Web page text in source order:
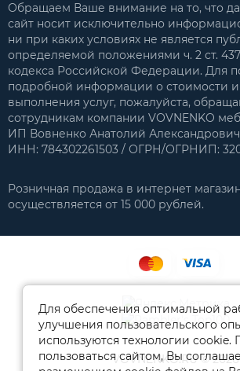
Обращаем Ваше внимание на то, что
сайт носит исключительно
ни при каких условиях не является
определяемой положениями ч. 2 ст.
кодекса Российской Федерации. Для
подробной информации о стоимости и
выполнения услуг, пожалуйста,
сотрудникам компании VOVNENKO
ИП Вовненко Анатолий
ИНН: 784302261503 / ОГРН/ОГРНИП:
Розничная продажа в интернет
осуществляется от 15 000 рублей.
VOVNENKO.RU © 2026
Для обеспечения оптимальной
улучшения пользовательского
используются технологии cookie.
пользоваться сайтом, Вы